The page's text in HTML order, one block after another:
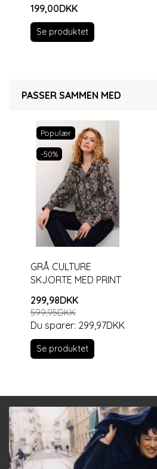
199,00DKK
Se produktet
PASSER SAMMEN MED
Populær
-50%
GRÅ CULTURE
SKJORTE MED PRINT
299,98DKK
599,95DKK
Du sparer: 299,97DKK
Se produktet